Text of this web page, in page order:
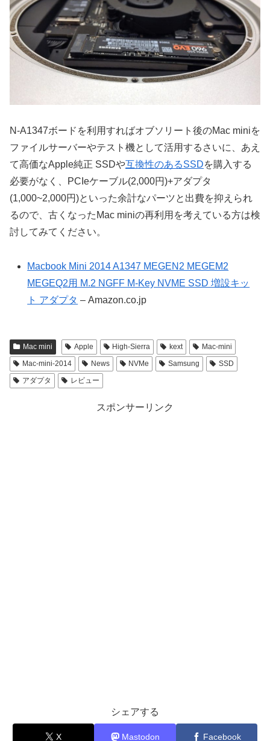
N-A1347ボードを利用すればオブソリート後のMac miniを
ファイルサーバーやテスト機として活用するさいに、あえ
て高価なApple純正 SSDや互換性のあるSSDを購入する
必要がなく、PCIeケーブル(2,000円)+アダプタ
(1,000~2,000円)といった余計なパーツと出費を抑えられ
るので、古くなったMac miniの再利用を考えている方は検
討してみてください。
Macbook Mini 2014 A1347 MEGEN2 MEGEM2
MEGEQ2用 M.2 NGFF M-Key NVME SSD 増設キッ
ト アダプタ – Amazon.co.jp
Mac mini Apple High-Sierra kext
Mac-mini
Mac-mini-2014
News NVMe Samsung
SSD
アダプタ
レビュー
スポンサーリンク
シェアする
X Mastodon Facebook